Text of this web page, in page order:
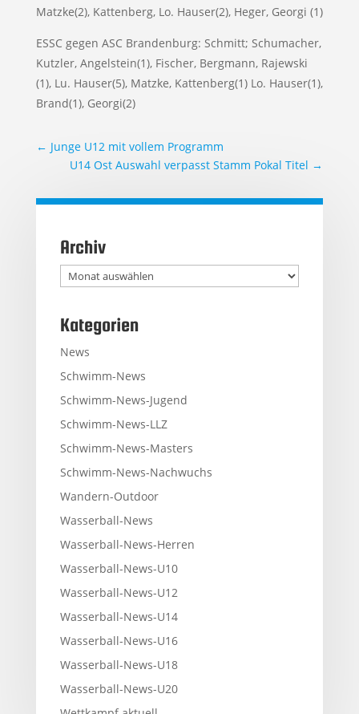
Matzke(2), Kattenberg, Lo. Hauser(2), Heger, Georgi (1)
ESSC gegen ASC Brandenburg: Schmitt; Schumacher,
Kutzler, Angelstein(1), Fischer, Bergmann, Rajewski
(1), Lu. Hauser(5), Matzke, Kattenberg(1) Lo. Hauser(1),
Brand(1), Georgi(2)
← Junge U12 mit vollem Programm
U14 Ost Auswahl verpasst Stamm Pokal Titel →
Archiv
Archiv
Kategorien
News
Schwimm-News
Schwimm-News-Jugend
Schwimm-News-LLZ
Schwimm-News-Masters
Schwimm-News-Nachwuchs
Wandern-Outdoor
Wasserball-News
Wasserball-News-Herren
Wasserball-News-U10
Wasserball-News-U12
Wasserball-News-U14
Wasserball-News-U16
Wasserball-News-U18
Wasserball-News-U20